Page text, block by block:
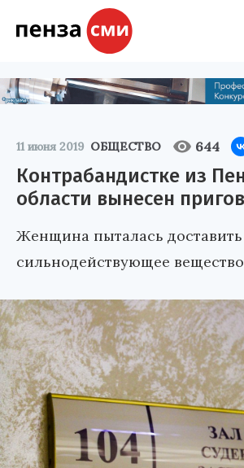
11 июня 2019 ОБЩЕСТВО 644
Контрабандистке из
области вынесен
Женщина пыталась
сильнодействующее